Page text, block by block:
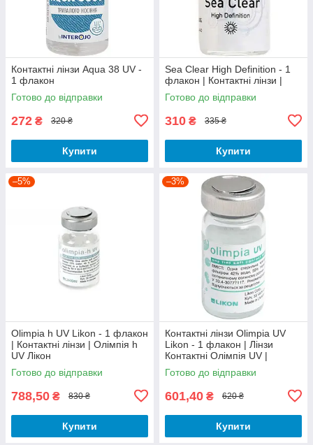
Контактні лінзи Aqua 38 UV -
1 флакон
Готово до відправки
272 ₴ 320 ₴
Купити
Sea Clear High Definition - 1
флакон | Контактні лінзи |
Готово до відправки
310 ₴ 335 ₴
Купити
–5%
Olimpia h UV Likon - 1 флакон
| Контактні лінзи | Олімпія h
UV Лікон
Готово до відправки
788,50 ₴ 830 ₴
Купити
–3%
Контактні лінзи Olimpia UV
Likon - 1 флакон | Лінзи
Контактні Олімпія UV |
Olimpia UV Likon
Готово до відправки
601,40 ₴ 620 ₴
Купити